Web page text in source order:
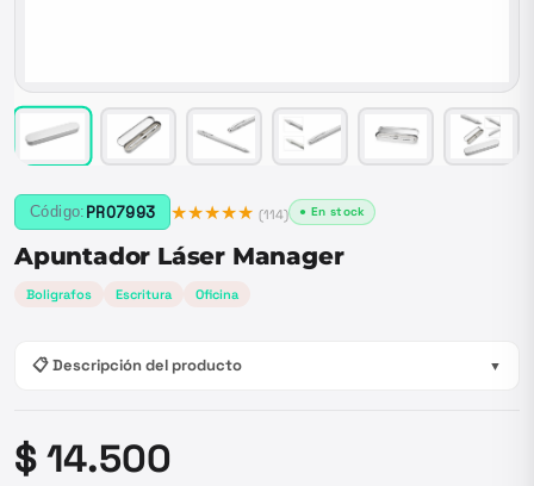
Código: PRO7993 ★★★★★ (114) ● En stock
Apuntador Láser Manager
Boligrafos Escritura Oficina
📋 Descripción del producto ▼
$ 14.500